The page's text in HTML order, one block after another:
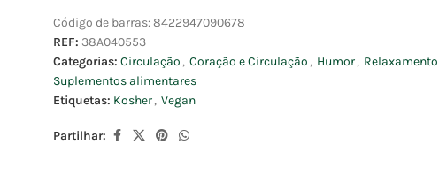
Código de barras:8422947090678
REF: 38A040553
Categorias: Circulação , Coração e Circulação , Humor, Relaxamento
Suplementos alimentares
Etiquetas: Kosher, Vegan
Partilhar: